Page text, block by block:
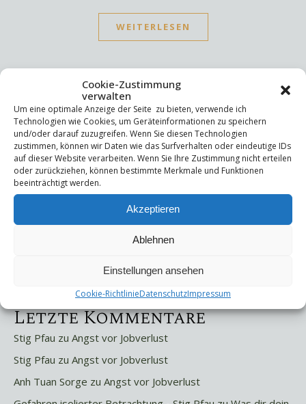
Cookie-Zustimmung
verwalten
Um eine optimale Anzeige der Seite zu bieten, verwende ich
Technologien wie Cookies, um Geräteinformationen zu speichern
und/oder darauf zuzugreifen. Wenn Sie diesen Technologien
zustimmen, können wir Daten wie das Surfverhalten oder eindeutige IDs
auf dieser Website verarbeiten. Wenn Sie Ihre Zustimmung nicht erteilen
oder zurückziehen, können bestimmte Merkmale und Funktionen
beeinträchtigt werden.
Akzeptieren
Ablehnen
Einstellungen ansehen
Cookie-RichtlinieDatenschutzImpressum
WEITERLESEN
Suchen
Suchen
Letzte Beiträge
Die Mentale Sicherheitsarchitektur
Letzte Kommentare
Stig Pfau zu Angst vor Jobverlust
Stig Pfau zu Angst vor Jobverlust
Anh Tuan Sorge zu Angst vor Jobverlust